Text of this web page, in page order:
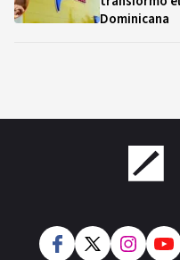
Dominicana